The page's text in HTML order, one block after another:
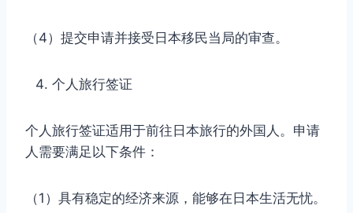
（4）提交申请并接受日本移民当局的审查。
个人旅行签证
个人旅行签证适用于前往日本旅行的外国人。申请
人需要满足以下条件：
（1）具有稳定的经济来源，能够在日本生活无忧。